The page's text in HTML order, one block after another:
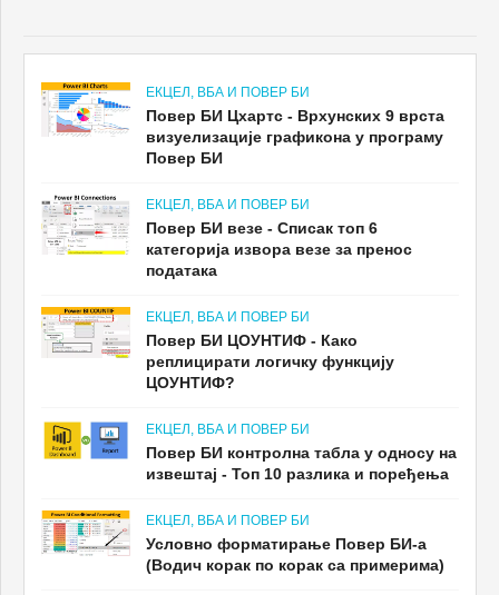
ЕКЦЕЛ, ВБА И ПОВЕР БИ
Повер БИ Цхартс - Врхунских 9 врста
визуелизације графикона у програму
Повер БИ
ЕКЦЕЛ, ВБА И ПОВЕР БИ
Повер БИ везе - Списак топ 6
категорија извора везе за пренос
података
ЕКЦЕЛ, ВБА И ПОВЕР БИ
Повер БИ ЦОУНТИФ - Како
реплицирати логичку функцију
ЦОУНТИФ?
ЕКЦЕЛ, ВБА И ПОВЕР БИ
Повер БИ контролна табла у односу на
извештај - Топ 10 разлика и поређења
ЕКЦЕЛ, ВБА И ПОВЕР БИ
Условно форматирање Повер БИ-а
(Водич корак по корак са примерима)